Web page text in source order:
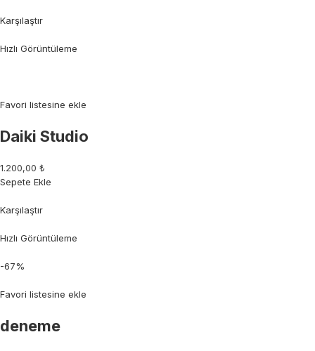
Karşılaştır
Hızlı Görüntüleme
Favori listesine ekle
Daiki Studio
1.200,00 ₺
Sepete Ekle
Karşılaştır
Hızlı Görüntüleme
-67%
Favori listesine ekle
deneme